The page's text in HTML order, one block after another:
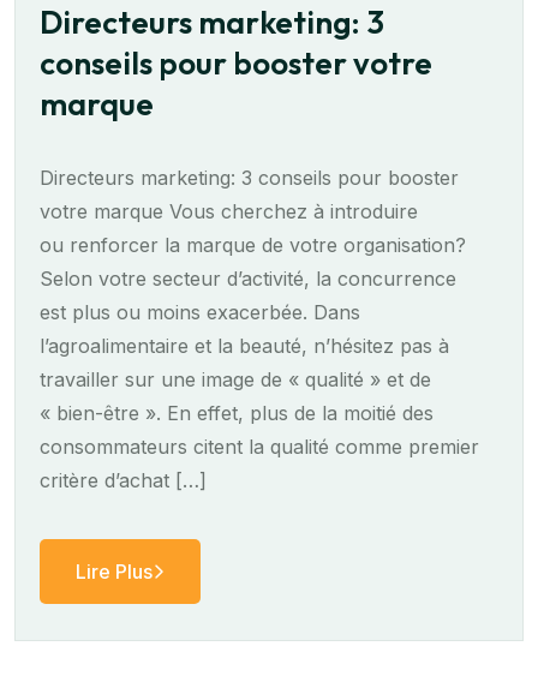
Directeurs marketing: 3
conseils pour booster votre
marque
Directeurs marketing: 3 conseils pour booster
votre marque Vous cherchez à introduire
ou renforcer la marque de votre organisation?
Selon votre secteur d’activité, la concurrence
est plus ou moins exacerbée. Dans
l’agroalimentaire et la beauté, n’hésitez pas à
travailler sur une image de « qualité » et de
« bien-être ». En effet, plus de la moitié des
consommateurs citent la qualité comme premier
critère d’achat […]
Lire Plus